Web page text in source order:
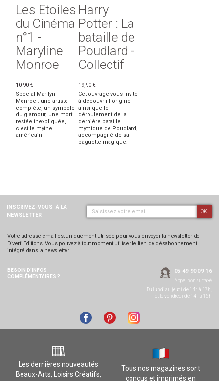
Les Etoiles
du Cinéma
n°1 -
Maryline
Monroe
10,90 €
Spécial Marilyn
Monroe : une artiste
complète, un symbole
du glamour, une mort
restée inexpliquée,
c'est le mythe
américain !
Harry
Potter : La
bataille de
Poudlard -
Collectif
19,90 €
Cet ouvrage vous invite
à découvrir l'origine
ainsi que le
déroulement de la
dernière bataille
mythique de Poudlard,
accompagné de sa
baguette magique.
INSCRIVEZ-VOUS À LA
NEWSLETTER :
OK
Votre adresse email est uniquement utilisée pour vous envoyer la newsletter de
Diverti Editions. Vous pouvez à tout moment utiliser le lien de désabonnement
intégré dans la newsletter.
BESOIN D’INFOS
COMPLÉMENTAIRES ?
05 49 90 09 16
Appel non surtaxé
Du lundi au jeudi de 14h à 17h,
et le vendredi de 14h à 16h
Les dernières nouveautés
Beaux-Arts, Loisirs Créatifs,
Tous nos magazines sont
conçus et imprimés en